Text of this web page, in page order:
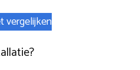
vergelijken